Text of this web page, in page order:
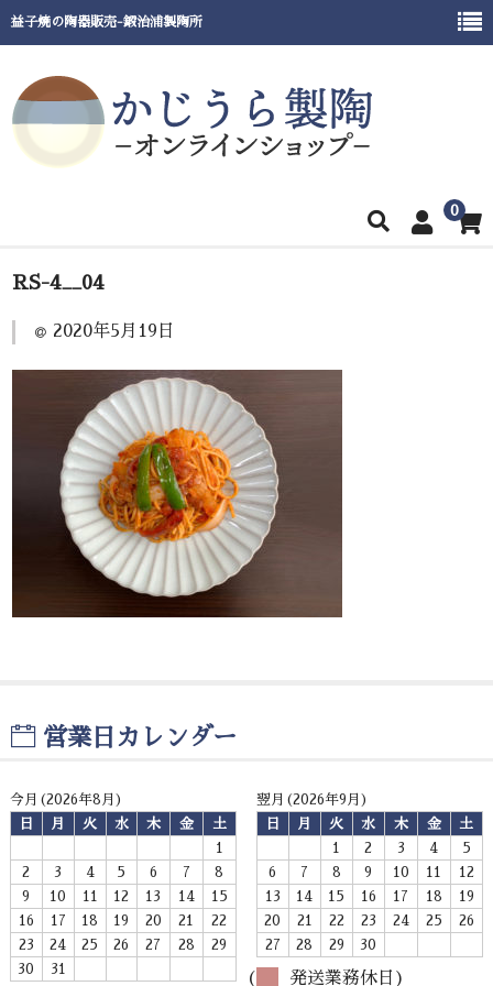
益子焼の陶器販売-鍛治浦製陶所
0
ホーム
商品一覧
窯元紹介
催事出展情報
ご利用ガイド
お問い合わせ
RS-4__04
2020年5月19日
営業日カレンダー
今月(2026年8月)
日
月 火 水 木 金
土
1
2
3 4 5 6 7
8
9
10 11 12 13 14
15
16
17 18 19 20 21
22
23
24 25 26 27 28
29
30
31
翌月(2026年9月)
日
月 火 水 木 金
土
1
2 3 4
5
6
7 8 9 10 11
12
13
14 15 16 17 18
19
20
21 22 23 24 25
26
27
28 29 30
( 発送業務休日)